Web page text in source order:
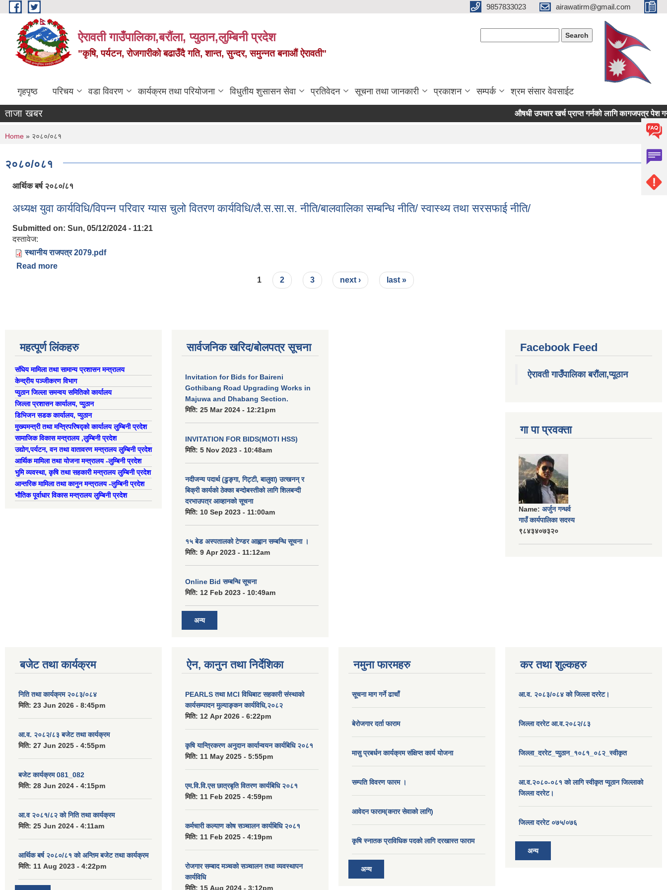
Skip to main content 9857833023 airawatirm@gmail.com
ऐरावती गाउँपालिका,बरौंला, प्युठान,लुम्बिनी प्रदेश
"कृषि, पर्यटन, रोजगारीको बढाउँदै गति, शान्त, सुन्दर, समुन्नत बनाऔं ऐरावती"
गृहपृष्ठ परिचय वडा विवरण कार्यक्रम तथा परियोजना विधुतीय शुसासन सेवा प्रतिवेदन सूचना तथा जानकारी प्रकाशन सम्पर्क श्रम संसार वेवसाईट
ताजा खबर औषधी उपचार खर्च प्राप्त गर्नको लागि कागजपत्र पेश गर्ने
You are here
Home » २०८०/०८१
२०८०/०८१
आर्थिक बर्ष २०८०/८१
अध्यक्ष युवा कार्यविधि/विपन्न परिवार ग्यास चुलो वितरण कार्यविधि/लै.स.सा.स. नीति/बालवालिका सम्बन्धि नीति/ स्वास्थ्य तथा सरसफाई नीति/
Submitted on: Sun, 05/12/2024 - 11:21
दस्तावेज:
स्थानीय राजपत्र 2079.pdf
Read more
1 2 3 next › last »
महत्पूर्ण लिंकहरु
संघिय मामिला तथा सामान्य प्रशासन मन्त्रालय
केन्द्रीय पञ्जीकरण विभाग
प्युठान जिल्ला समन्वय समितिको कार्यालय
जिल्ला प्रशासन कार्यालय, प्युठान
डिभिजन सडक कार्यालय, प्युठान
मुख्यमन्त्री तथा मन्त्रिपरिषद्को कार्यालय लुम्बिनी प्रदेश
सामाजिक विकास मन्त्रालय ,लुम्बिनी प्रदेश
उद्याेग,पर्यटन, वन तथा वातावरण मन्त्रालय लुम्बिनी प्रदेश
आर्थिक मामिला तथा योजना मन्त्रालय -लुम्बिनी प्रदेश
भुमि व्यवस्था, कृषि तथा सहकारी मन्त्रालय लुम्बिनी प्रदेश
आन्तरिक मामिला तथा कानुन मन्त्रालय -लुम्बिनी प्रदेश
भौतिक पूर्वाधार विकास मन्त्रालय लुम्बिनी प्रदेश
सार्वजनिक खरिद/बोलपत्र सूचना
Invitation for Bids for Baireni
Gothibang Road Upgrading Works in
Majuwa and Dhabang Section.
मिति: 25 Mar 2024 - 12:21pm
INVITATION FOR BIDS(MOTI HSS)
मिति: 5 Nov 2023 - 10:48am
नदीजन्य पदार्थ (ढुङ्गा, गिट्टी, बालुवा) उत्खनन् र
बिक्री कार्यको ठेक्का बन्दोबस्तीको लागि शिलबन्दी
दरभाउपत्र आव्हानको सूचना
मिति: 10 Sep 2023 - 11:00am
१५ बेड अस्पतालको टेण्डर आह्वान सम्बन्धि सूचना ।
मिति: 9 Apr 2023 - 11:12am
Online Bid सम्बन्धि सूचना
मिति: 12 Feb 2023 - 10:49am
अन्य
Facebook Feed
ऐरावती गाउँपालिका बरौंला,प्यूठान
गा पा प्रवक्ता
Name: अर्जुन गन्धर्व
गाउँ कार्यपालिका सदस्य
९८४३४०७३२०
बजेट तथा कार्यक्रम
निति तथा कार्यक्रम २०८३/०८४
मिति: 23 Jun 2026 - 8:45pm
आ.व. २०८२/८३ बजेट तथा कार्यक्रम
मिति: 27 Jun 2025 - 4:55pm
बजेट कार्यक्रम 081_082
मिति: 28 Jun 2024 - 4:15pm
आ.व २०८१/८२ को निति तथा कार्यक्रम
मिति: 25 Jun 2024 - 4:11am
आर्थिक बर्ष २०८०/८१ को अन्तिम बजेट तथा कार्यक्रम
मिति: 11 Aug 2023 - 4:22pm
ऐन, कानुन तथा निर्देशिका
PEARLS तथा MCI विधिबाट सहकारी संस्थाको
कार्यसम्पादन मुल्याङ्कन कार्यविधि,२०८२
मिति: 12 Apr 2026 - 6:22pm
कृषि यान्त्रिकरण अनुदान कार्यान्वयन कार्यबिधि २०८१
मिति: 11 May 2025 - 5:55pm
एम.वि.वि.एस छात्रबृति वितरण कार्यबिधि २०८१
मिति: 11 Feb 2025 - 4:59pm
कर्मचारी कल्याण कोष सञ्चालन कार्यबिधि २०८१
मिति: 11 Feb 2025 - 4:19pm
रोजगार सम्बाद मञ्चको सञ्चालन तथा व्यवस्थापन
कार्यविधि
मिति: 15 Aug 2024 - 3:12pm
नमुना फारमहरु
सूचना माग गर्ने ढाचाँ
बेरोजगार दर्ता फाराम
मासु प्रबर्धन कार्यक्रम संक्षिप्त कार्य योजना
सम्पति विवरण फारम ।
आवेदन फाराम(करार सेवाको लागि)
कृषि स्नातक प्राविधिक पदको लागि दरखास्त फाराम
अन्य
कर तथा शुल्कहरु
आ.व. २०८३/०८४ को जिल्ला दररेट।
जिल्ला दररेट आ.व.२०८२/८३
जिल्ला_दररेट_प्युठान_१०८१_०८२_स्वीकृत
आ.व.२०८०-०८१ को लागि स्वीकृत प्यूठान जिल्लाको
जिल्ला दररेट।
जिल्ला दररेट ०७५/०७६
अन्य